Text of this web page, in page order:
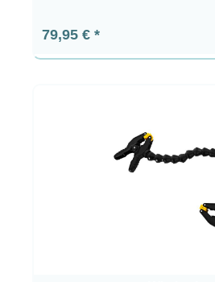
Prix régulier :
79,95 €